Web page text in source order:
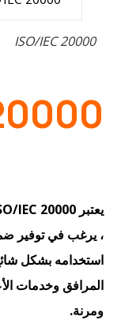
ISO/IEC 20000
، يرغب في توفير
استخدامه بشكل
المرافق وخدمات
ومرنة.